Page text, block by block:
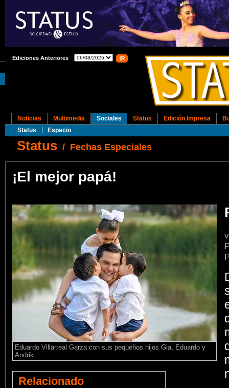
Ediciones Anteriores
Noticias Multimedia
Sociales
Status
Espacio
Status Edición Impresa
Status / Fechas Especiales
¡El mejor papá!
Eduardo Villarreal Garza con sus pequeños hijos Gia, Eduardo y
Andrik
Relacionado